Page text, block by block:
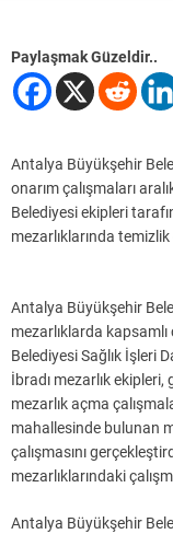
Paylaşmak Güzeldir..
Antalya Büyükşehir
onarım çalışmaları
Belediyesi ekipleri
mezarlıklarında
Antalya Büyükşehir
mezarlıklarda
Belediyesi Sağlık İşleri
İbradı mezarlık
mezarlık açma
mahallesinde bulunan
çalışmasını
mezarlıklarındaki
Antalya Büyükşehir